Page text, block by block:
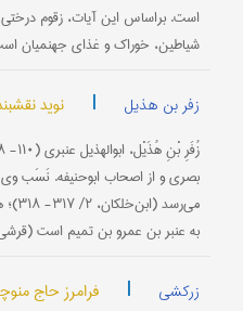
است. براساس اين آيات، زقوم درختی
شياطين، خوراک و غذای جهنميان
زفر بن هذیل | نوید
بصری و از اصحاب ابوحنیفه. نَسَب
به عنبر بن عمرو بن تمیم است (قرشی، ۴/
زرکشی | فرامرز حاج